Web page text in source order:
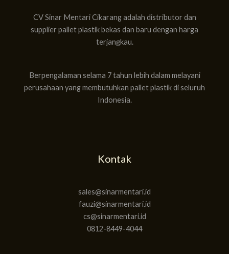
CV Sinar Mentari Cikarang adalah distributor dan
supplier pallet plastik bekas dan baru dengan harga
terjangkau.
Berpengalaman selama 7 tahun lebih dalam melayani
perusahaan yang membutuhkan pallet plastik di seluruh
Indonesia.
Kontak
sales@sinarmentari.id
fauzi@sinarmentari.id
cs@sinarmentari.id
0812-8449-4044